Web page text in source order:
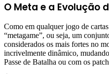
O Meta e a Evolução
Como em qualquer jogo de
“metagame”, ou seja, um
considerados os mais fortes no
incrivelmente dinâmico,
Passe de Batalha ou com os